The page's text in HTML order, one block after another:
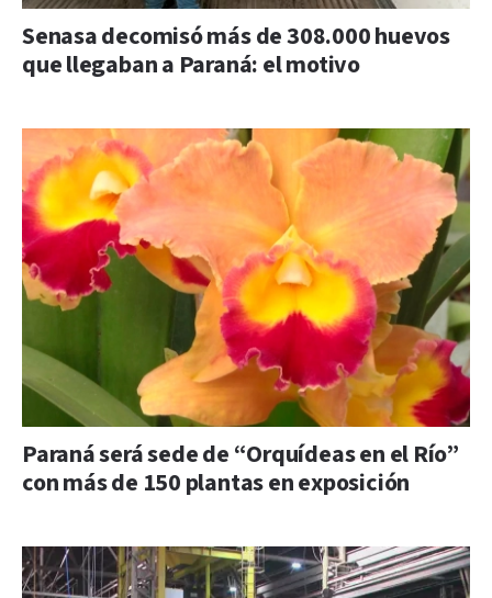
Senasa decomisó más de 308.000 huevos
que llegaban a Paraná: el motivo
Paraná será sede de “Orquídeas en el Río”
con más de 150 plantas en exposición